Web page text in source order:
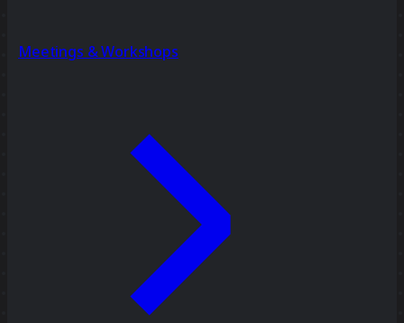
Meetings & Workshops